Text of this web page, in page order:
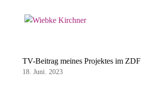
TV-Beitrag meines Projektes im ZDF
18. Juni. 2023